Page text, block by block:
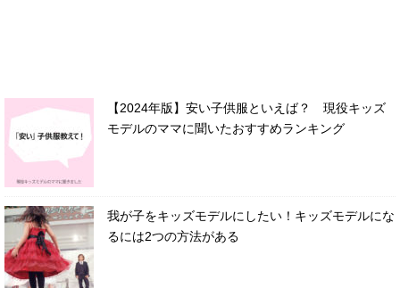
【2024年版】安い子供服といえば？ 現役キッズ
モデルのママに聞いたおすすめランキング
我が子をキッズモデルにしたい！キッズモデルにな
るには2つの方法がある